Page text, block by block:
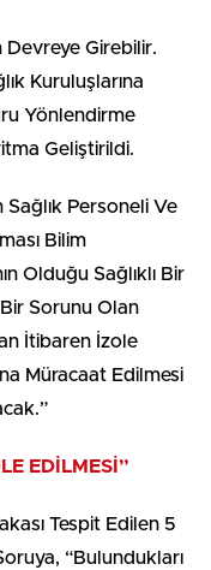
Devreye Girebilir.
Kuruluşlarına
Yönlendirme
Geliştirildi.
Sağlık Personeli Ve
Bilim
Olduğu Sağlıklı Bir
Sorunu Olan
İtibaren İzole
Müracaat Edilmesi
EDİLMESİ”
Tespit Edilen 5
“Bulundukları